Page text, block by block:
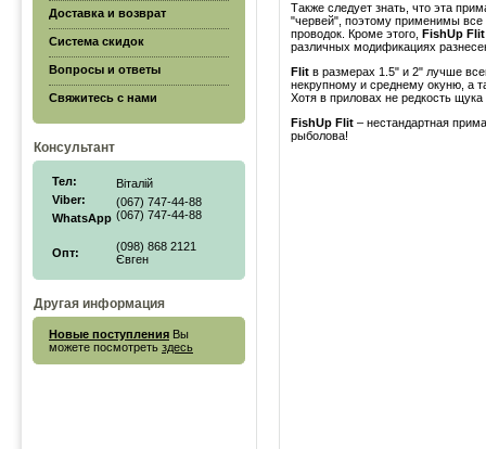
Доставка и возврат
Система скидок
Вопросы и ответы
Свяжитесь с нами
Консультант
Тел:
Viber:
WhatsApp
Віталій
(067) 747-44-88
(067) 747-44-88
Опт:
(098) 868 2121
Євген
Другая информация
Новые поступления Вы
можете посмотреть здесь
Также следует знать, что эта
"червей", поэтому применимы
проводок. Кроме этого, FishUp Flit
различных модификациях
Flit в размерах 1.5" и 2" лучше
некрупному и среднему окуню, а
Хотя в приловах не редкость
FishUp Flit – нестандартная
рыболова!